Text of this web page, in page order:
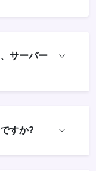
サーバー
すか?